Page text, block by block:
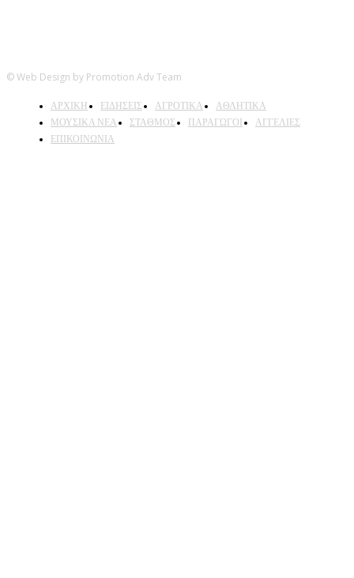
© Web Design by Promotion Adv Team
ΑΡΧΙΚΗ ΕΙΔΗΣΕΙΣ ΑΓΡΟΤΙΚΑ
ΑΘΛΗΤΙΚΑ
ΜΟΥΣΙΚΑ ΝΕΑ
ΣΤΑΘΜΟΣ ΠΑΡΑΓΩΓΟΙ
ΑΓΓΕΛΙΕΣ
ΕΠΙΚΟΙΝΩΝΙΑ